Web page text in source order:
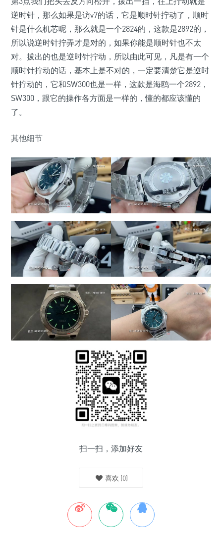
逆时针，那么如果是访v7的话，它是顺时针拧动了，顺时
针是什么机芯呢，那么就是一个2824的，这款是2892的，
所以说逆时针拧弄才是对的，如果你能是顺时针也不太
对。拔出的也是逆时针拧动，所以由此可见，凡是有一个
顺时针拧动的话，基本上是不对的，一定要清楚它是逆时
针拧动的，它和SW300也是一样，这款是海鸥一个2892，
SW300，跟它的操作各方面是一样的，懂的都应该懂的
了。
其他细节
扫一扫，添加好友
喜欢 (0)